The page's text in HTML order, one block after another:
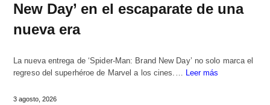
New Day’ en el escaparate de una
nueva era
La nueva entrega de ‘Spider-Man: Brand New Day’ no solo marca el
regreso del superhéroe de Marvel a los cines.… Leer más
3 agosto, 2026